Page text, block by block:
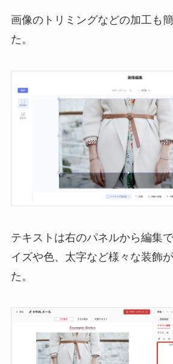
画像のトリミングなどの加工も
た。
テキストは右のパネルから編集
イズや色、太字など様々な装飾
た。